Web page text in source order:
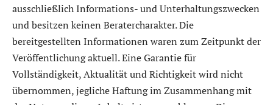
ausschließlich Informations- und Unterhaltungszwecken
und besitzen keinen Beratercharakter. Die
bereitgestellten Informationen waren zum Zeitpunkt der
Veröffentlichung aktuell. Eine Garantie für
Vollständigkeit, Aktualität und Richtigkeit wird nicht
übernommen, jegliche Haftung im Zusammenhang mit